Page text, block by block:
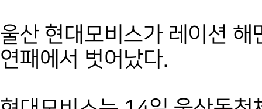
울산 현대모비스가 레이션
연패에서 벗어났다.